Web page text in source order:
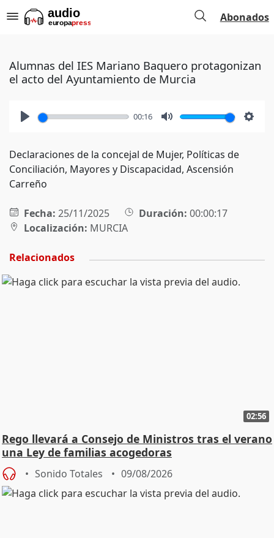
Abonados
Alumnas del IES Mariano Baquero protagonizan
el acto del Ayuntamiento de Murcia
00:16
Declaraciones de la concejal de Mujer, Políticas de
Conciliación, Mayores y Discapacidad, Ascensión
Carreño
Fecha: 25/11/2025 Duración: 00:00:17
Localización: MURCIA
Relacionados
02:56
Rego llevará a Consejo de Ministros tras el verano
una Ley de familias acogedoras
Sonido Totales 09/08/2026